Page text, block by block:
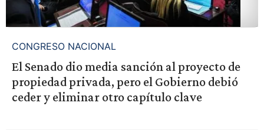
CONGRESO NACIONAL
El Senado dio media sanción al proyecto de
propiedad privada, pero el Gobierno debió
ceder y eliminar otro capítulo clave